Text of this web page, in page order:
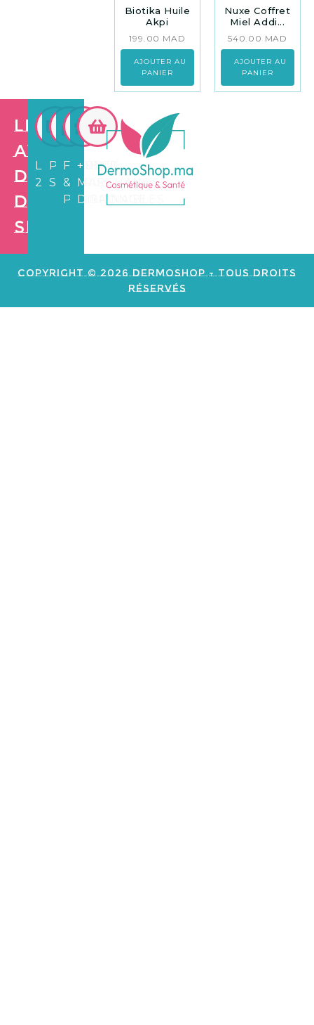
Biotika Huile
Akpi
199.00 MAD
AJOUTER AU
PANIER
Nuxe Coffret
Miel Addi...
540.00 MAD
AJOUTER AU
PANIER
Les
avantages
de
Dermo
Shop
LIVRAISON
24/72H
PAIEMENT
SÉCURISÉ
FIDÉLITÉ
&
PARRAINAGE
+3.500
MARCHANDS
DISPONIBLES
Copyright © 2026 Dermoshop - Tous Droits
Réservés